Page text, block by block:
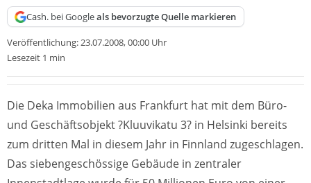
Cash. bei Googleals bevorzugte Quelle markieren
Veröffentlichung:23.07.2008, 00:00 Uhr
Lesezeit 1 min
Die Deka Immobilien aus Frankfurt hat mit dem Büro-
und Geschäftsobjekt ?Kluuvikatu 3? in Helsinki bereits
zum dritten Mal in diesem Jahr in Finnland zugeschlagen.
Das siebengeschössige Gebäude in zentraler